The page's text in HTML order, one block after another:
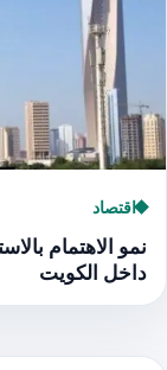
اقتصاد
نمو الاهتمام
داخل الكويت